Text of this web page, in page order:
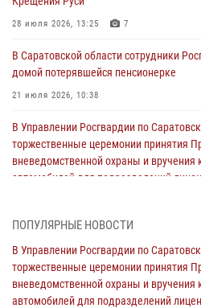
28 июля 2026, 13:25 7
В Саратовской области сотрудники
домой потерявшейся пенсионерке
21 июля 2026, 10:38
В Управлении Росгвардии по
торжественные церемонии принятия
вневедомственной охраны и вручения
автомобилей для подразделений
В Саратовской области самые лучшие
Росгвардией
16 июля 2026, 06:50 7 1
ПОПУЛЯРНЫЕ НОВОСТИ
В Управлении Росгвардии по
торжественные церемонии принятия
вневедомственной охраны и вручения
автомобилей для подразделений